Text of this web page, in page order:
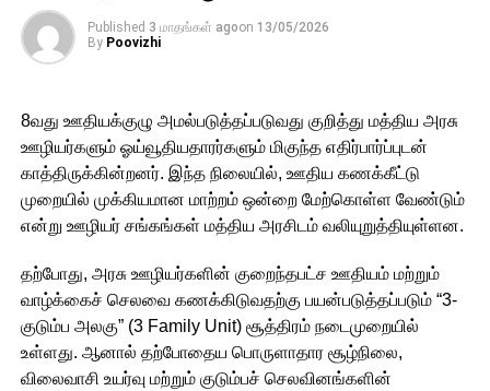
Published 3 மாதங்கள் agoon 13/05/2026
By Poovizhi
8வது ஊதியக்குழு அமல்படுத்தப்படுவது குறித்து மத்திய அரசு
ஊழியர்களும் ஓய்வூதியதாரர்களும் மிகுந்த எதிர்பார்ப்புடன்
காத்திருக்கின்றனர். இந்த நிலையில், ஊதிய கணக்கீட்டு
முறையில் முக்கியமான மாற்றம் ஒன்றை மேற்கொள்ள வேண்டும்
என்று ஊழியர் சங்கங்கள் மத்திய அரசிடம் வலியுறுத்தியுள்ளன.
தற்போது, அரசு ஊழியர்களின் குறைந்தபட்ச ஊதியம் மற்றும்
வாழ்க்கைச் செலவை கணக்கிடுவதற்கு பயன்படுத்தப்படும் “3-
குடும்ப அலகு” (3 Family Unit) சூத்திரம் நடைமுறையில்
உள்ளது. ஆனால் தற்போதைய பொருளாதார சூழ்நிலை,
விலைவாசி உயர்வு மற்றும் குடும்பச் செலவினங்களின்